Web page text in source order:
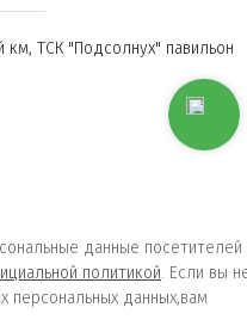
ТСК "Подсолнух" павильон
данные посетителей
политикой. Если вы
персональных данных,вам